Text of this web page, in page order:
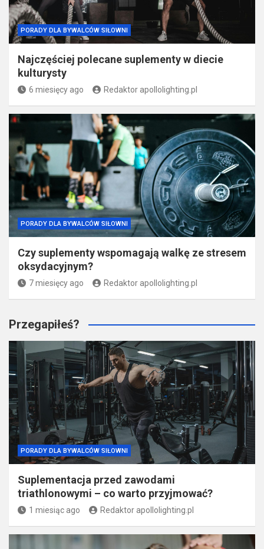
PORADY DLA BYWALCÓW SIŁOWNI
Najczęściej polecane suplementy w diecie
kulturysty
6 miesięcy ago Redaktor apollolighting.pl
PORADY DLA BYWALCÓW SIŁOWNI
Czy suplementy wspomagają walkę ze stresem
oksydacyjnym?
7 miesięcy ago Redaktor apollolighting.pl
Przegapiłeś?
PORADY DLA BYWALCÓW SIŁOWNI
Suplementacja przed zawodami
triathlonowymi – co warto przyjmować?
1 miesiąc ago Redaktor apollolighting.pl